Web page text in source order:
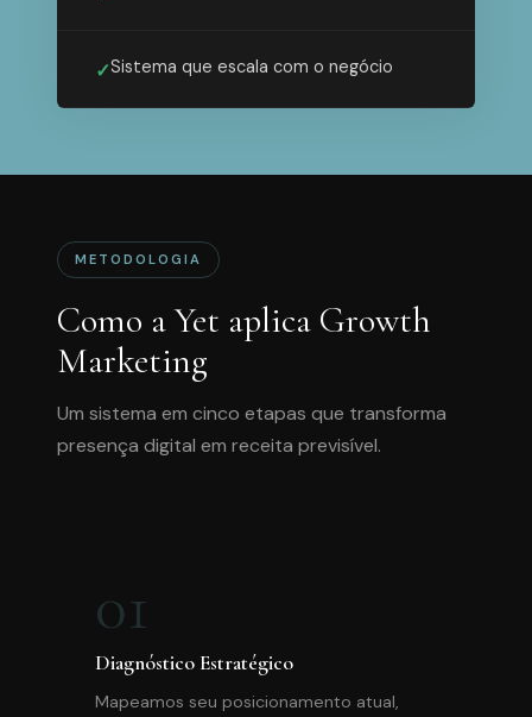
✓Sistema que escala com o negócio
METODOLOGIA
Como a Yet aplica Growth
Marketing
Um sistema em cinco etapas que transforma
presença digital em receita previsível.
01
Diagnóstico Estratégico
Mapeamos seu posicionamento atual,